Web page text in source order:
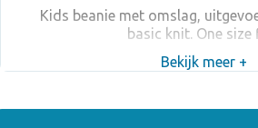
Kids beanie met omslag,
basic knit. One size
Bekijk meer +